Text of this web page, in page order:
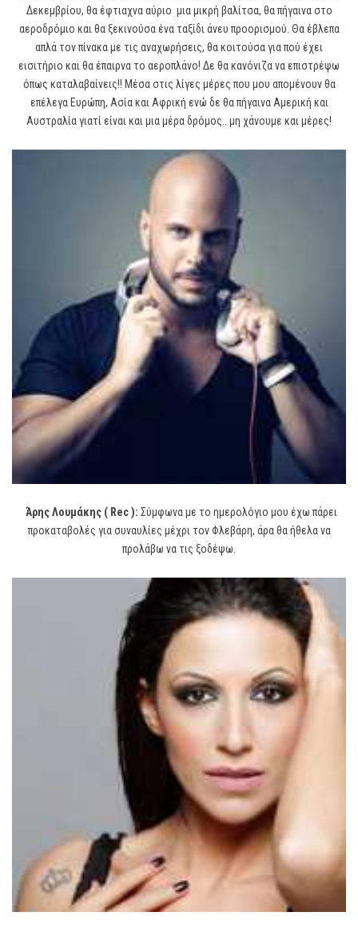
Δεκεμβρίου, θα έφτιαχνα αύριο μια μικρή βαλίτσα, θα πήγαινα στο
αεροδρόμιο και θα ξεκινούσα ένα ταξίδι άνευ προορισμού. Θα έβλεπα
απλά τον πίνακα με τις αναχωρήσεις, θα κοιτούσα για πού έχει
εισιτήριο και θα έπαιρνα το αεροπλάνο! Δε θα κανόνιζα να επιστρέψω
όπως καταλαβαίνεις!! Μέσα στις λίγες μέρες που μου απομένουν θα
επέλεγα Ευρώπη, Ασία και Αφρική ενώ δε θα πήγαινα Αμερική και
Αυστραλία γιατί είναι και μια μέρα δρόμος.. μη χάνουμε και μέρες!
Άρης Λουμάκης ( Rec ): Σύμφωνα με το ημερολόγιο μου έχω πάρει
προκαταβολές για συναυλίες μέχρι τον Φλεβάρη, άρα θα ήθελα να
προλάβω να τις ξοδέψω.